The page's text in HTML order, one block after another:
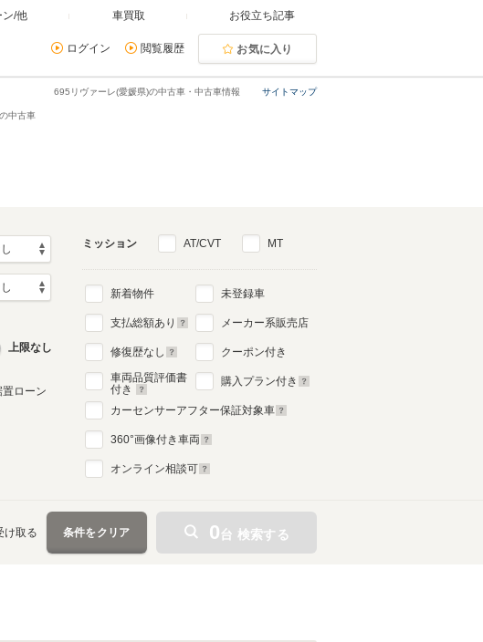
ン/他 車買取 お役立ち記事
ログイン 閲覧履歴 お気に入り
サイトマップ
695リヴァーレ(愛媛県)の中古車・中古車情報
中古車
上限なし
ローン
ミッション AT/CVT MT
新着物件
支払総額あり
修復歴なし
車両品質評価書
付き
未登録車
メーカー系販売店
クーポン付き
購入プラン付き
カーセンサーアフター保証対象車
360°画像付き車両
オンライン相談可
け取る 条件をクリア 0台 検索する